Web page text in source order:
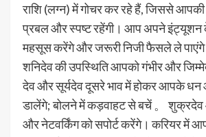
राशि (लग्न) में गोचर कर रहे हैं, जिससे आपकी
प्रबल और स्पष्ट रहेंगी। आप अपने इंट्यूशन
महसूस करेंगे और जरूरी निजी फैसले ले
शनिदेव की उपस्थिति आपको गंभीर और
देव और सूर्यदेव दूसरे भाव में होकर आपके धन
डालेंगे; बोलने में कड़वाहट से बचें 。 शुक्रदेव
और नेटवर्किंग को सपोर्ट करेंगे। करियर में